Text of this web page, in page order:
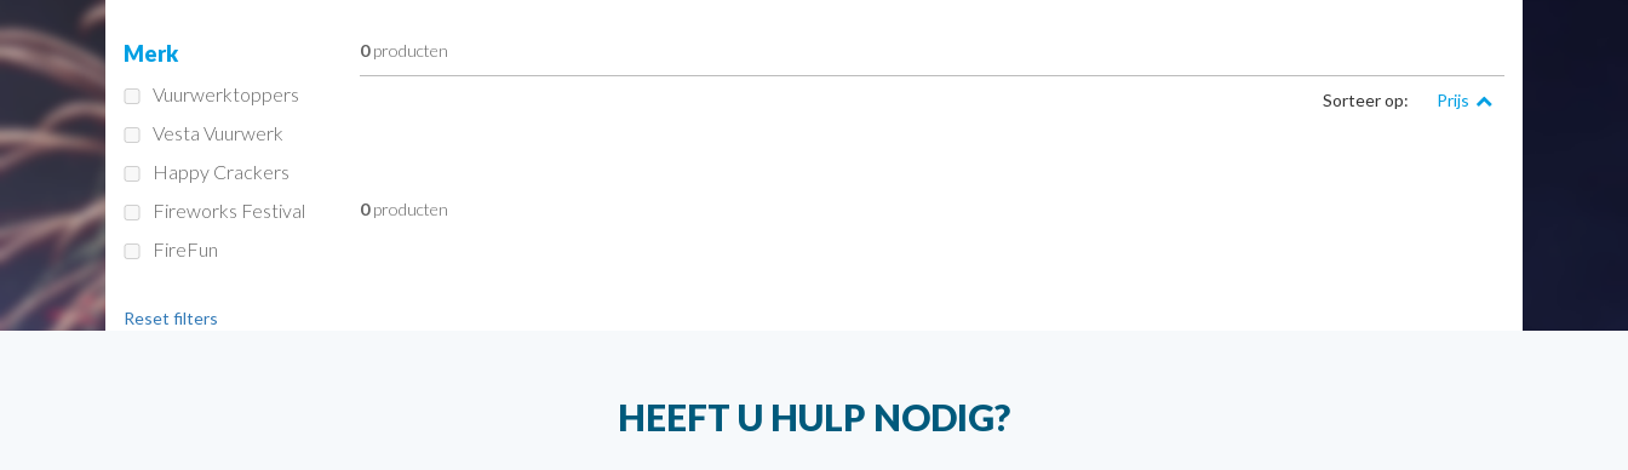
Merk
Vuurwerktoppers
Vesta Vuurwerk
Happy Crackers
Fireworks Festival
FireFun
Reset filters
0producten
Sorteer op: Prijs
0producten
HEEFT U HULP NODIG?